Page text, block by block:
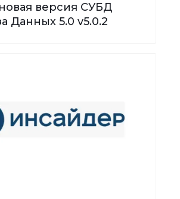
версия СУБД
Данных 5.0 v5.0.2